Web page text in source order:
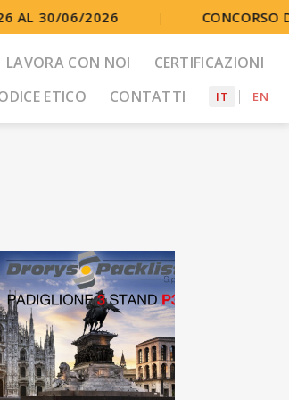
30/06/2026 CONCORSO
LAVORA CON NOI
CERTIFICAZIONI
ETICO
CONTATTI IT EN